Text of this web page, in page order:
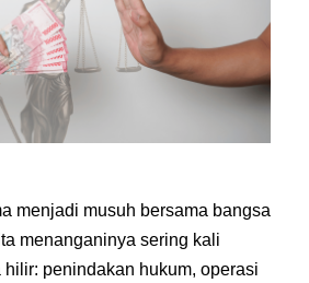
menjadi musuh bersama bangsa
menanganinya sering kali
penindakan hukum, operasi